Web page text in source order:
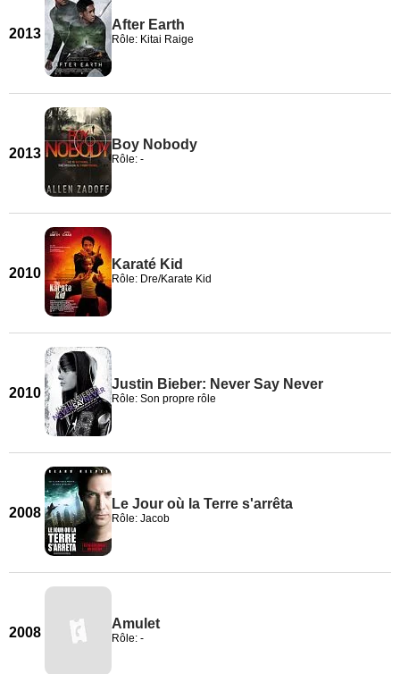
2013
After Earth
Rôle: Kitai Raige
2013
Boy Nobody
Rôle: -
2010
Karaté Kid
Rôle: Dre/Karate Kid
2010
Justin Bieber: Never Say Never
Rôle: Son propre rôle
2008
Le Jour où la Terre s'arrêta
Rôle: Jacob
2008
Amulet
Rôle: -